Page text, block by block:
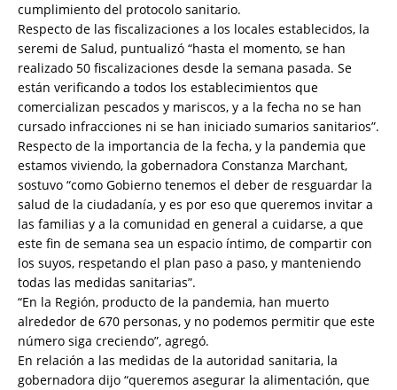
cumplimiento del protocolo sanitario.
Respecto de las fiscalizaciones a los locales establecidos, la
seremi de Salud, puntualizó “hasta el momento, se han
realizado 50 fiscalizaciones desde la semana pasada. Se
están verificando a todos los establecimientos que
comercializan pescados y mariscos, y a la fecha no se han
cursado infracciones ni se han iniciado sumarios sanitarios”.
Respecto de la importancia de la fecha, y la pandemia que
estamos viviendo, la gobernadora Constanza Marchant,
sostuvo “como Gobierno tenemos el deber de resguardar la
salud de la ciudadanía, y es por eso que queremos invitar a
las familias y a la comunidad en general a cuidarse, a que
este fin de semana sea un espacio íntimo, de compartir con
los suyos, respetando el plan paso a paso, y manteniendo
todas las medidas sanitarias”.
“En la Región, producto de la pandemia, han muerto
alrededor de 670 personas, y no podemos permitir que este
número siga creciendo”, agregó.
En relación a las medidas de la autoridad sanitaria, la
gobernadora dijo “queremos asegurar la alimentación, que